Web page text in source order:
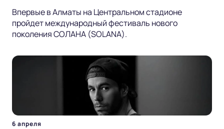
Впервые в Алматы на Центральном стадионе
пройдет международный фестиваль нового
поколения СОЛАНА (SOLANA).
6 апреля